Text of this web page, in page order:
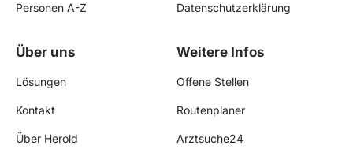
Personen A-Z Datenschutzerklärung
Über uns
Lösungen
Kontakt
Über Herold
Weitere Infos
Offene Stellen
Routenplaner
Arztsuche24